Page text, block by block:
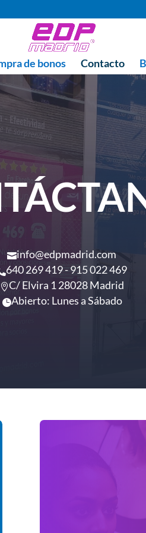
de bonos Contacto
info@edpmadrid.com
640 269 419 - 915 022 469
C/ Elvira 1 28028 Madrid
Abierto: Lunes a Sábado